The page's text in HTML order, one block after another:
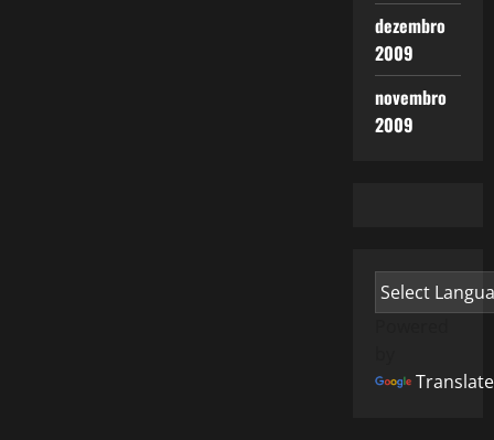
dezembro
2009
novembro
2009
Translate